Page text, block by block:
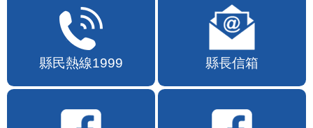
縣民熱線1999 縣長信箱